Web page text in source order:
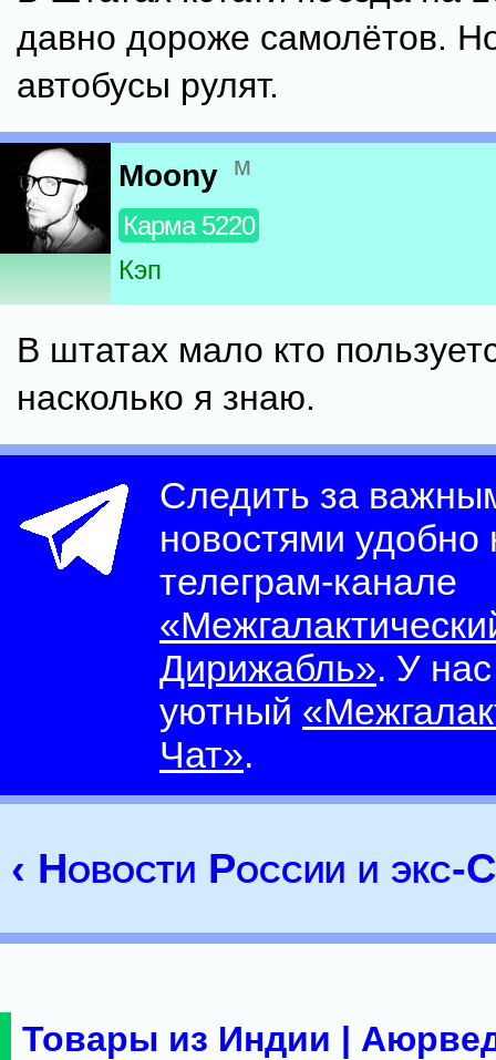
давно дороже самолётов.
автобусы рулят.
Moony м
Карма 5220
Кэп
В штатах мало кто
насколько я знаю.
Следить за
новостями
телеграм-канале
Дирижабль». У
уютный
Чат».
‹ Новости России и
Товары из Индии |